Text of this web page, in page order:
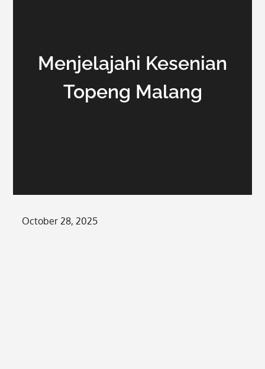
Menjelajahi Kesenian
Topeng Malang
Posted
October 28, 2025